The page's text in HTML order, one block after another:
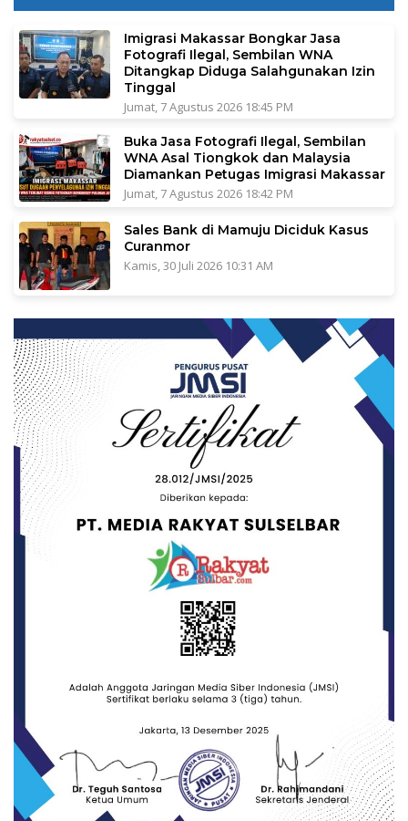
Imigrasi Makassar Bongkar Jasa
Fotografi Ilegal, Sembilan WNA
Ditangkap Diduga Salahgunakan Izin
Tinggal
Jumat, 7 Agustus 2026 18:45 PM
Buka Jasa Fotografi Ilegal, Sembilan
WNA Asal Tiongkok dan Malaysia
Diamankan Petugas Imigrasi Makassar
Jumat, 7 Agustus 2026 18:42 PM
Sales Bank di Mamuju Diciduk Kasus
Curanmor
Kamis, 30 Juli 2026 10:31 AM